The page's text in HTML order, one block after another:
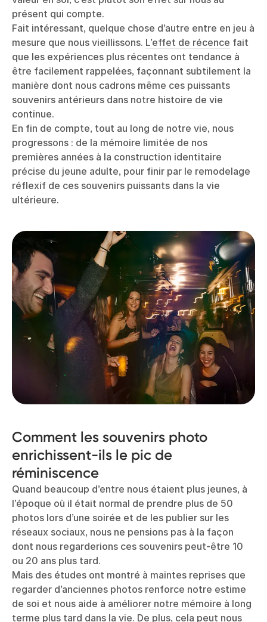
présent qui compte.
Fait intéressant, quelque chose d’autre entre en jeu à
mesure que nous vieillissons. L’effet de récence fait
que les expériences plus récentes ont tendance à
être facilement rappelées, façonnant subtilement la
manière dont nous cadrons même ces puissants
souvenirs antérieurs dans notre histoire de vie
continue.
En fin de compte, tout au long de notre vie, nous
progressons : de la mémoire limitée de nos
premières années à la construction identitaire
précise du jeune adulte, pour finir par le remodelage
réflexif de ces souvenirs puissants dans la vie
ultérieure.
Comment les souvenirs photo
enrichissent-ils le pic de
réminiscence
Quand beaucoup d’entre nous étaient plus jeunes, à
l’époque où il était normal de prendre plus de 50
photos lors d’une soirée et de les publier sur les
réseaux sociaux, nous ne pensions pas à la façon
dont nous regarderions ces souvenirs peut-être 10
ou 20 ans plus tard.
Mais des études ont montré à maintes reprises que
regarder d’anciennes photos renforce notre estime
de soi et nous aide à améliorer notre mémoire à long
terme plus tard dans la vie. De plus, cela peut nous